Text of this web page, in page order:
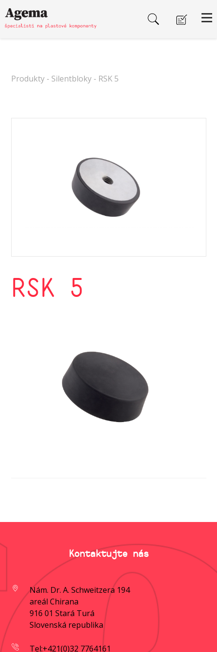
Produkty- Silentbloky- RSK 5
RSK 5
Kontaktujte nás
Nám. Dr. A. Schweitzera 194
areál Chirana
916 01 Stará Turá
Slovenská republika
Tel:+421(0)32 7764161